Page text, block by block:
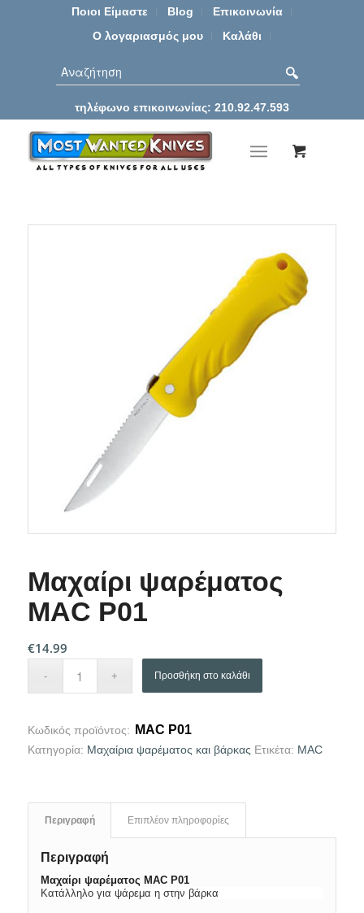
Ποιοι Είμαστε Blog
Επικοινωνία
Ο λογαριασμός μου
Καλάθι
τηλέφωνο επικοινωνίας: 210.92.47.593
Μαχαίρι ψαρέματος
MAC P01
€14.99
Προσθήκη στο καλάθι
Κωδικός προϊόντος: MAC P01
Κατηγορία: Μαχαίρια ψαρέματος και βάρκας Ετικέτα: MAC
Περιγραφή Επιπλέον πληροφορίες
Περιγραφή
Μαχαίρι ψαρέματος MAC P01
Κατάλληλο για ψάρεμα η στην βάρκα